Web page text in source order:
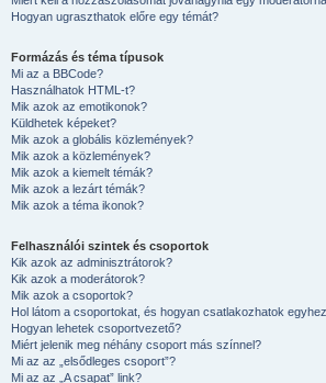
Hogyan ugraszthatok előre egy témát?
Formázás és téma típusok
Mi az a BBCode?
Használhatok HTML-t?
Mik azok az emotikonok?
Küldhetek képeket?
Mik azok a globális közlemények?
Mik azok a közlemények?
Mik azok a kiemelt témák?
Mik azok a lezárt témák?
Mik azok a téma ikonok?
Felhasználói szintek és csoportok
Kik azok az adminisztrátorok?
Kik azok a moderátorok?
Mik azok a csoportok?
Hol látom a csoportokat, és hogyan csatlakozhatok
Hogyan lehetek csoportvezető?
Miért jelenik meg néhány csoport más színnel?
Mi az az „elsődleges csoport”?
Mi az az „A csapat” link?